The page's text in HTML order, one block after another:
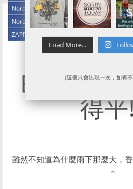
Nordstrom Rack官網代購/代運/集運服務指
Nordstrom官網代購/代運/集運服務指南 | 4
ZAPPOS代購/代運/集運服務指南 | New
大雨恩物
Boots去
得平
雖然不知道為什麼雨下那麼大，
~
Load More...
(這個只會出現一次，如有